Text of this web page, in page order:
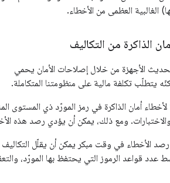
الغالبية العظمى من الأخطاء.
الذاكرة من التكاليف
الأجهزة من خلال إصلاحات الأمان يحمي
يتطلّب تكلفة مالية على منظومتنا المتكاملة.
لأخطاء أمان الذاكرة في رمز المورّد ذي
ومع ذلك، يمكن أن يؤدي رصد هذه
الأخطاء في وقت مبكر يمكن أن يقلّل
عدد قواعد الرموز التي يحتفظ بها المورّد،